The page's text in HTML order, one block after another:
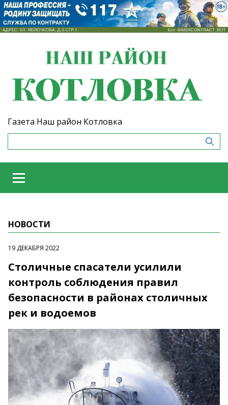
Газета Наш район Котловка
НОВОСТИ
19 ДЕКАБРЯ 2022
Столичные спасатели усилили
контроль соблюдения правил
безопасности в районах столичных
рек и водоемов